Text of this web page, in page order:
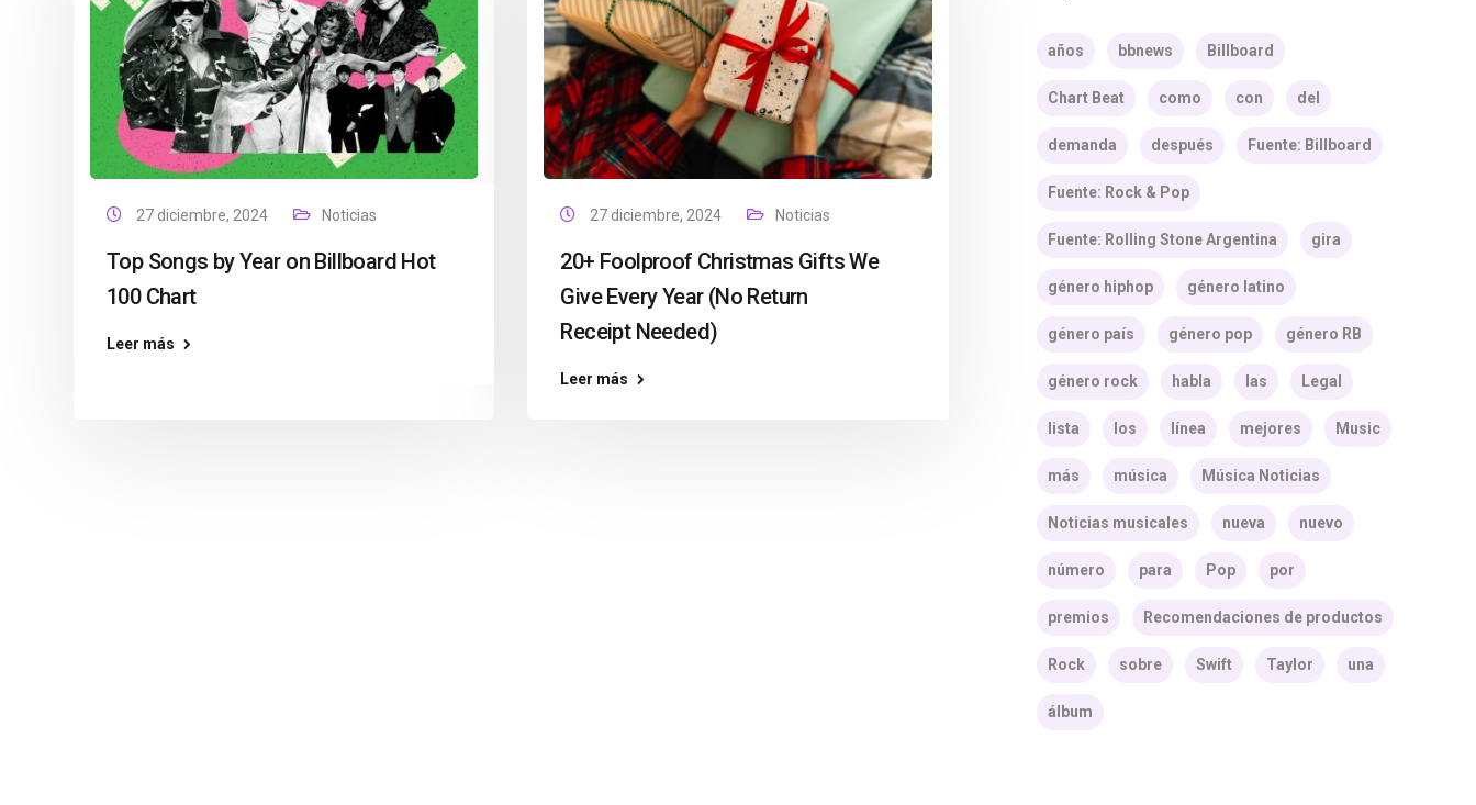
27 diciembre, 2024 Noticias
Top Songs by Year on Billboard Hot
100 Chart
Leer más
27 diciembre, 2024 Noticias
20+ Foolproof Christmas Gifts We
Give Every Year (No Return
Receipt Needed)
Leer más
años bbnews Billboard
Chart Beat como con del
demanda después Fuente: Billboard
Fuente: Rock & Pop
Fuente: Rolling Stone Argentina gira
género hiphop género latino
género país género pop género RB
género rock habla las Legal
lista los línea mejores Music
más música Música Noticias
Noticias musicales nueva nuevo
número para Pop por
premios Recomendaciones de productos
Rock sobre Swift Taylor una
álbum